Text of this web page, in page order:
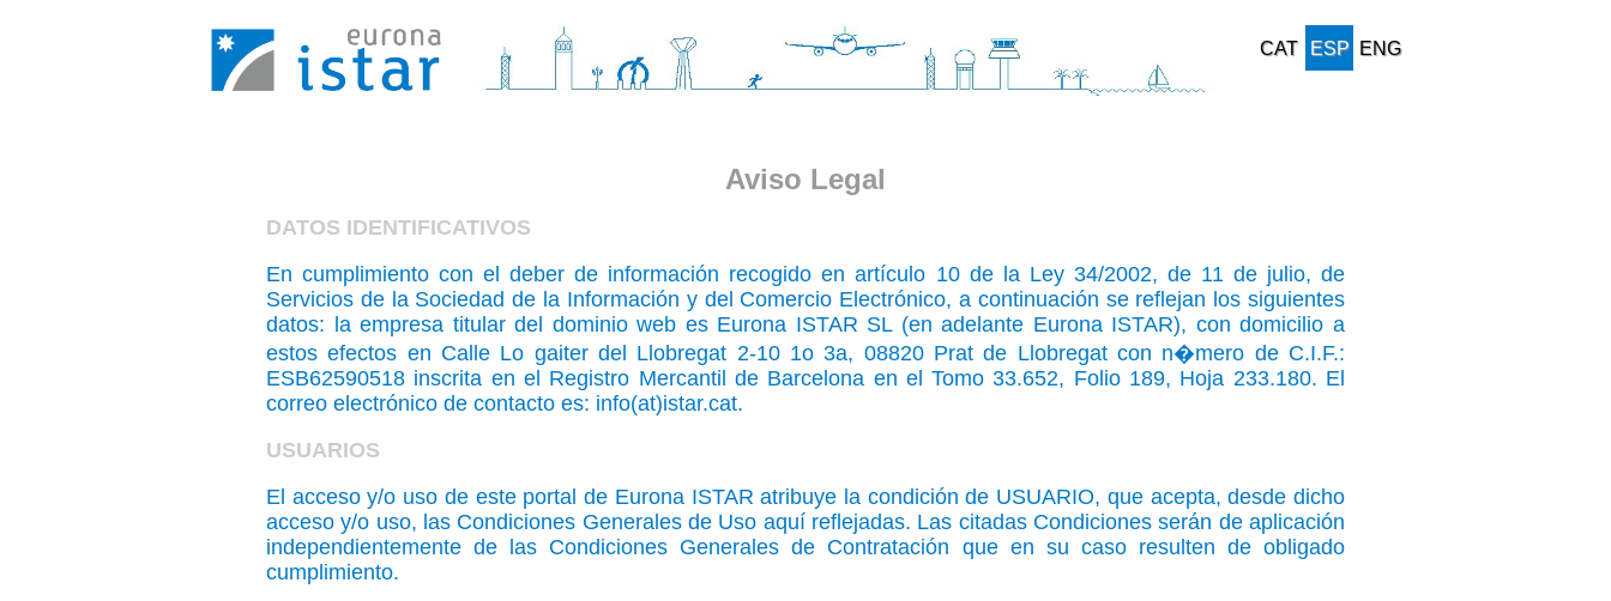
ENG
ESP
CAT
Aviso Legal
DATOS IDENTIFICATIVOS
En cumplimiento con el deber de información recogido en artículo 10 de la Ley 34/2002, de 11 de julio, de
Servicios de la Sociedad de la Información y del Comercio Electrónico, a continuación se reflejan los siguientes
datos: la empresa titular del dominio web es Eurona ISTAR SL (en adelante Eurona ISTAR), con domicilio a
estos efectos en Calle Lo gaiter del Llobregat 2-10 1o 3a, 08820 Prat de Llobregat con n�mero de C.I.F.:
ESB62590518 inscrita en el Registro Mercantil de Barcelona en el Tomo 33.652, Folio 189, Hoja 233.180. El
correo electrónico de contacto es: info(at)istar.cat.
USUARIOS
El acceso y/o uso de este portal de Eurona ISTAR atribuye la condición de USUARIO, que acepta, desde dicho
acceso y/o uso, las Condiciones Generales de Uso aquí reflejadas. Las citadas Condiciones serán de aplicación
independientemente de las Condiciones Generales de Contratación que en su caso resulten de obligado
cumplimiento.